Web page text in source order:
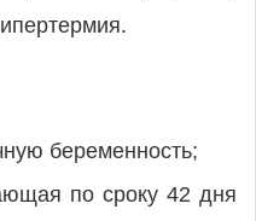
беременность;
по сроку 42 дня